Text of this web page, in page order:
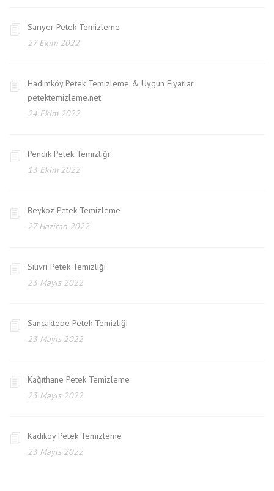
Sarıyer Petek Temizleme
27 Ekim 2022
Hadımköy Petek Temizleme & Uygun Fiyatlar
petektemizleme.net
24 Ekim 2022
Pendik Petek Temizliği
13 Ekim 2022
Beykoz Petek Temizleme
27 Haziran 2022
Silivri Petek Temizliği
23 Mayıs 2022
Sancaktepe Petek Temizliği
23 Mayıs 2022
Kağıthane Petek Temizleme
23 Mayıs 2022
Kadıköy Petek Temizleme
23 Mayıs 2022